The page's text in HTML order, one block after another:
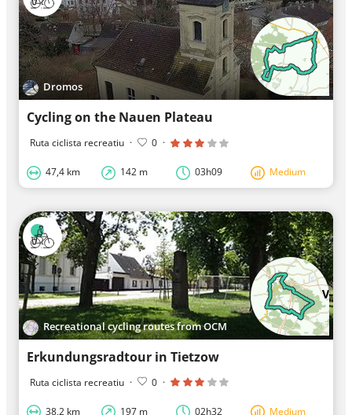
Dromos
Cycling on the Nauen Plateau
Ruta ciclista recreatiu · 0 ·
47,4 km 142 m 03h09 Medium
Recreational cycling routes from OCM
Erkundungsradtour in Tietzow
Ruta ciclista recreatiu · 0 ·
38,2 km 197 m 02h32 Medium